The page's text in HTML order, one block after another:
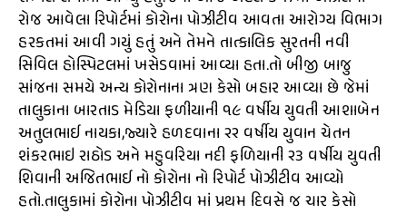
રોજ આવેલા રિપોર્ટમાં કોરોના પોઝીટીવ આવતા આરોગ્ય વિભાગ
હરકતમાં આવી ગયું હતું અને તેમને તાત્કાલિક સુરતની નવી
સિવિલ હોસ્પિટલમાં ખસેડવામાં આવ્યા હતા.તો બીજી બાજુ
સાંજના સમયે અન્ય કોરોનાના ત્રણ કેસો બહાર આવ્યા છે જેમાં
તાલુકાના બારતાડ મેડિયા ફળીયાની ૧૯ વર્ષીય યુવતી આશાબેન
અતુલભાઈ નાયકા,જ્યારે હળદવાના ૨૨ વર્ષીય યુવાન ચેતન
શંકરભાઇ રાઠોડ અને મહુવરિયા નદી ફળિયાની ૨૩ વર્ષીય યુવતી
શિવાની અજિતભાઈ નો કોરોના નો રિપોર્ટ પોઝીટીવ આવ્યો
હતો.તાલુકામાં કોરોના પોઝીટીવ માં પ્રથમ દિવસે જ ચાર કેસો